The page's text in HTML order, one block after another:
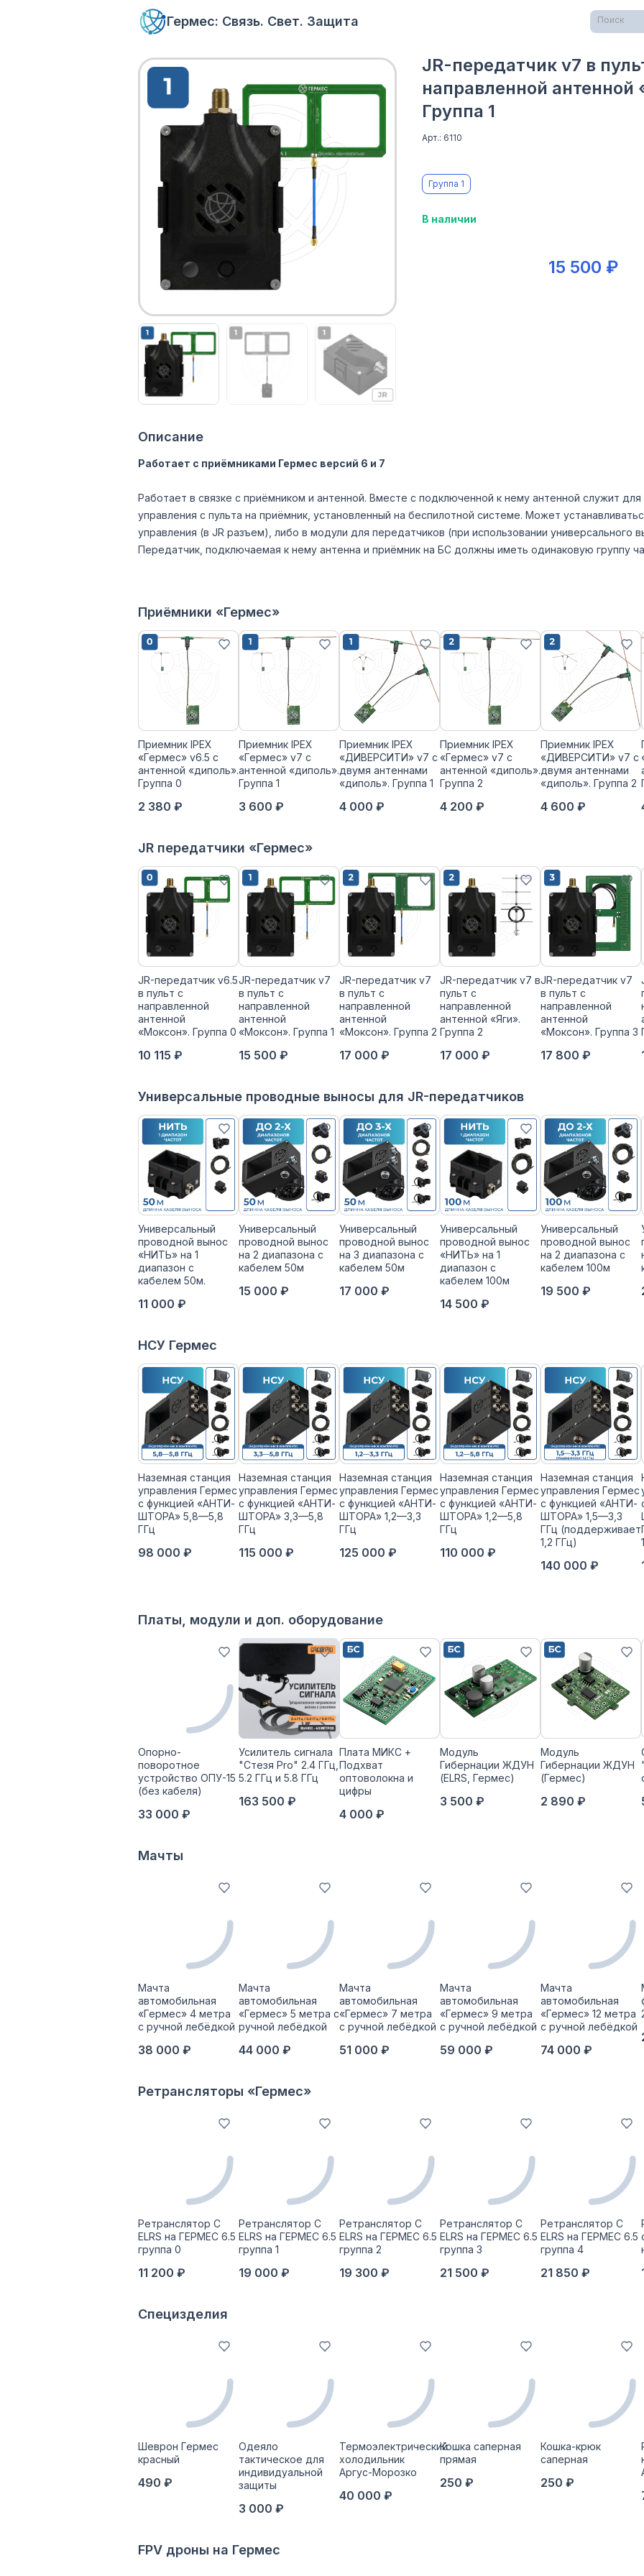
Гермес: Связь. Свет. Защита Поиск
JR-передатчик v7 в
направленной антенной
Группа 1
Арт.: 6110
Группа 1
В наличии
15 500 ₽
Описание
Работает с приёмниками Гермес версий 6 и 7
Работает в связке с приёмником и антенной. Вместе с подключенной к нему антенной служит для
управления с пульта на приёмник, установленный на беспилотной системе. Может
управления (в JR разъем), либо в модули для передатчиков (при использовании универсального
Передатчик, подключаемая к нему антенна и приёмник на БС должны иметь одинаковую группу
Приёмники «Гермес»
Приемник IPEX
«Гермес» v6.5 с
антенной «диполь».
Группа 0
2 380 ₽
Приемник IPEX
«Гермес» v7 с
антенной «диполь».
Группа 1
3 600 ₽
Приемник IPEX
«ДИВЕРСИТИ» v7 с
двумя антеннами
«диполь». Группа 1
4 000 ₽
Приемник IPEX
«Гермес» v7 с
антенной «диполь».
Группа 2
4 200 ₽
Приемник IPEX
«ДИВЕРСИТИ» v7 с
двумя антеннами
«диполь». Группа 2
4 600 ₽
JR передатчики «Гермес»
JR-передатчик v6.5
в пульт с
направленной
антенной
«Моксон». Группа 0
10 115 ₽
JR-передатчик v7
в пульт с
направленной
антенной
«Моксон». Группа 1
15 500 ₽
JR-передатчик v7
в пульт с
направленной
антенной
«Моксон». Группа 2
17 000 ₽
JR-передатчик v7 в
пульт с
направленной
антенной «Яги».
Группа 2
17 000 ₽
JR-передатчик v7
в пульт с
направленной
антенной
«Моксон». Группа 3
17 800 ₽
Универсальные проводные выносы для JR-передатчиков
Универсальный
проводной вынос
«НИТЬ» на 1
диапазон с
кабелем 50м.
11 000 ₽
Универсальный
проводной вынос
на 2 диапазона с
кабелем 50м
15 000 ₽
Универсальный
проводной вынос
на 3 диапазона с
кабелем 50м
17 000 ₽
Универсальный
проводной вынос
«НИТЬ» на 1
диапазон с
кабелем 100м
14 500 ₽
Универсальный
проводной вынос
на 2 диапазона с
кабелем 100м
19 500 ₽
НСУ Гермес
Наземная станция
управления Гермес
с функцией «АНТИ-
ШТОРА» 5,8—5,8
ГГц
98 000 ₽
Наземная станция
управления Гермес
с функцией «АНТИ-
ШТОРА» 3,3—5,8
ГГц
115 000 ₽
Наземная станция
управления Гермес
с функцией «АНТИ-
ШТОРА» 1,2—3,3
ГГц
125 000 ₽
Наземная станция
управления Гермес
с функцией «АНТИ-
ШТОРА» 1,2—5,8
ГГц
110 000 ₽
Наземная станция
управления Гермес
с функцией «АНТИ-
ШТОРА» 1,5—3,3
ГГц (поддерживает
1,2 ГГц)
140 000 ₽
Платы, модули и доп. оборудование
Опорно-
поворотное
устройство ОПУ-15
(без кабеля)
33 000 ₽
Усилитель сигнала
"Стезя Pro" 2.4 ГГц,
5.2 ГГц и 5.8 ГГц
163 500 ₽
Плата МИКС +
Подхват
оптоволокна и
цифры
4 000 ₽
Модуль
Гибернации ЖДУН
(ELRS, Гермес)
3 500 ₽
Модуль
Гибернации ЖДУН
(Гермес)
2 890 ₽
Мачты
Мачта
автомобильная
«Гермес» 4 метра
с ручной лебёдкой
38 000 ₽
Мачта
автомобильная
«Гермес» 5 метра с
ручной лебёдкой
44 000 ₽
Мачта
автомобильная
«Гермес» 7 метра
с ручной лебёдкой
51 000 ₽
Мачта
автомобильная
«Гермес» 9 метра
с ручной лебёдкой
59 000 ₽
Мачта
автомобильная
«Гермес» 12 метра
с ручной лебёдкой
74 000 ₽
Ретрансляторы «Гермес»
Ретранслятор С
ELRS на ГЕРМЕС 6.5
группа 0
11 200 ₽
Ретранслятор С
ELRS на ГЕРМЕС 6.5
группа 1
19 000 ₽
Ретранслятор С
ELRS на ГЕРМЕС 6.5
группа 2
19 300 ₽
Ретранслятор С
ELRS на ГЕРМЕС 6.5
группа 3
21 500 ₽
Ретранслятор С
ELRS на ГЕРМЕС 6.5
группа 4
21 850 ₽
Специзделия
Шеврон Гермес
красный
490 ₽
Одеяло
тактическое для
индивидуальной
защиты
3 000 ₽
Термоэлектрический
холодильник
Аргус-Морозко
40 000 ₽
Кошка саперная
прямая
250 ₽
Кошка-крюк
саперная
250 ₽
FPV дроны на Гермес